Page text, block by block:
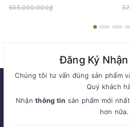
505.000.000₫
Đăng Ký Nhận
Chúng tôi tư vấn đúng sản phẩm
Quý khách
Nhậnthông tin sản phẩm mới
hơn nữa.